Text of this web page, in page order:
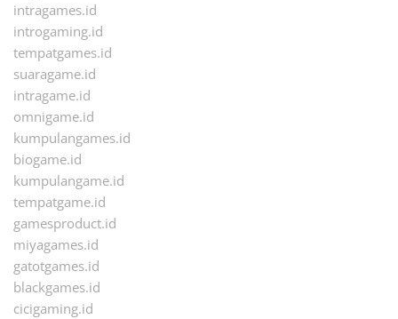
intragames.id
introgaming.id
tempatgames.id
suaragame.id
intragame.id
omnigame.id
kumpulangames.id
biogame.id
kumpulangame.id
tempatgame.id
gamesproduct.id
miyagames.id
gatotgames.id
blackgames.id
cicigaming.id